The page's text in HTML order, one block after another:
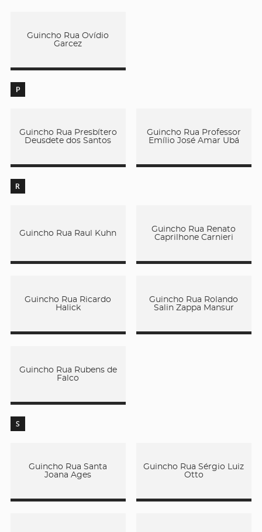
Guincho Rua Ovídio
Garcez
P
Guincho Rua Presbítero
Deusdete dos Santos
Guincho Rua Professor
Emílio José Amar Ubá
R
Guincho Rua Raul Kuhn
Guincho Rua Renato
Caprilhone Carnieri
Guincho Rua Ricardo
Halick
Guincho Rua Rolando
Salin Zappa Mansur
Guincho Rua Rubens de
Falco
S
Guincho Rua Santa
Joana Ages
Guincho Rua Sérgio Luiz
Otto